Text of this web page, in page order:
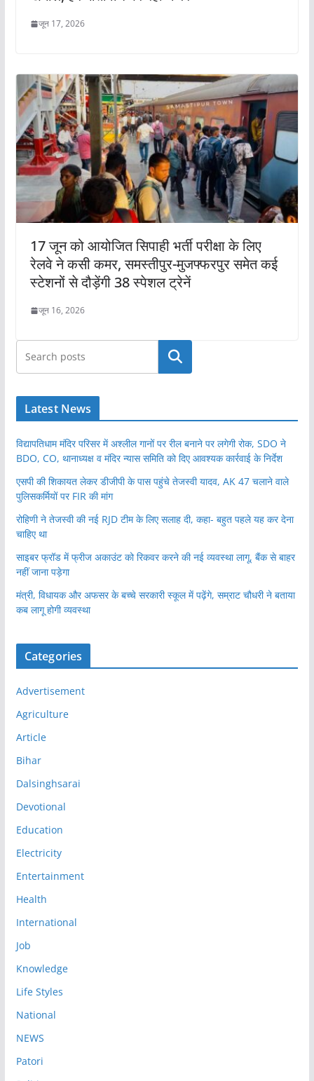
जून 17, 2026
17 जून को आयोजित सिपाही भर्ती परीक्षा के लिए
रेलवे ने कसी कमर, समस्तीपुर-मुजफ्फरपुर समेत कई
स्टेशनों से दौड़ेंगी 38 स्पेशल ट्रेनें
जून 16, 2026
खोजें
Latest News
विद्यापतिधाम मंदिर परिसर में अश्लील गानों पर रील बनाने पर लगेगी रोक, SDO ने
BDO, CO, थानाध्यक्ष व मंदिर न्यास समिति को दिए आवश्यक कार्रवाई के निर्देश
एसपी की शिकायत लेकर डीजीपी के पास पहुंचे तेजस्वी यादव, AK 47 चलाने वाले
पुलिसकर्मियों पर FIR की मांग
रोहिणी ने तेजस्वी की नई RJD टीम के लिए सलाह दी, कहा- बहुत पहले यह कर देना
चाहिए था
साइबर फ्रॉड में फ्रीज अकाउंट को रिकवर करने की नई व्यवस्था लागू, बैंक से बाहर
नहीं जाना पड़ेगा
मंत्री, विधायक और अफसर के बच्चे सरकारी स्कूल में पढ़ेंगे, सम्राट चौधरी ने बताया
कब लागू होगी व्यवस्था
Categories
Advertisement
Agriculture
Article
Bihar
Dalsinghsarai
Devotional
Education
Electricity
Entertainment
Health
International
Job
Knowledge
Life Styles
National
NEWS
Patori